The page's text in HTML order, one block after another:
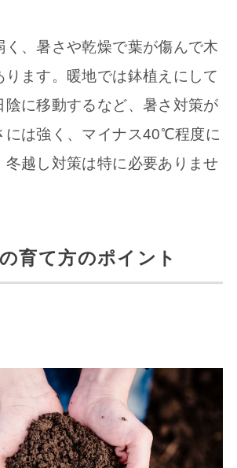
く、暑さや乾燥で葉が傷んで木
ります。暖地では鉢植えにして
陰に移動するなど、暑さ対策が
には強く、マイナス40℃程度に
冬越し対策は特に必要ありませ
育て方のポイント